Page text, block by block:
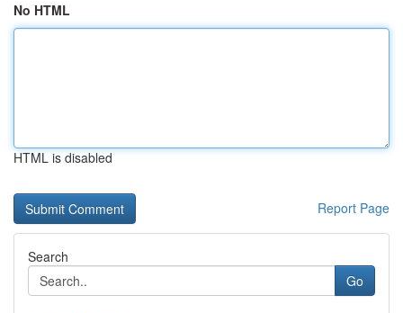
No HTML
HTML is disabled
Report Page
Search
Go